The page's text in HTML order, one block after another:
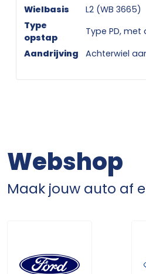
Wielbasis
L2 (WB 3665)
Type
opstap
Type PD,
Aandrijving
Achterwiel
Webshop
Maak jouw auto af